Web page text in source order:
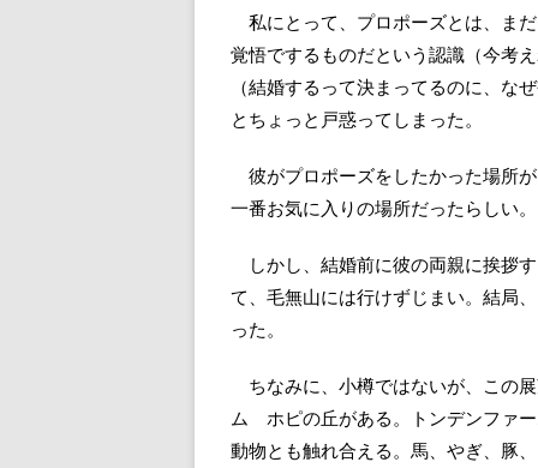
私にとって、プロポーズとは、ま
覚悟でするものだという認識（今考
（結婚するって決まってるのに、な
とちょっと戸惑ってしまった。
彼がプロポーズをしたかった場所
一番お気に入りの場所だったらしい。
しかし、結婚前に彼の両親に挨拶
て、毛無山には行けずじまい。結局
った。
ちなみに、小樽ではないが、この
ム ホピの丘がある。トンデンファ
動物とも触れ合える。馬、やぎ、豚